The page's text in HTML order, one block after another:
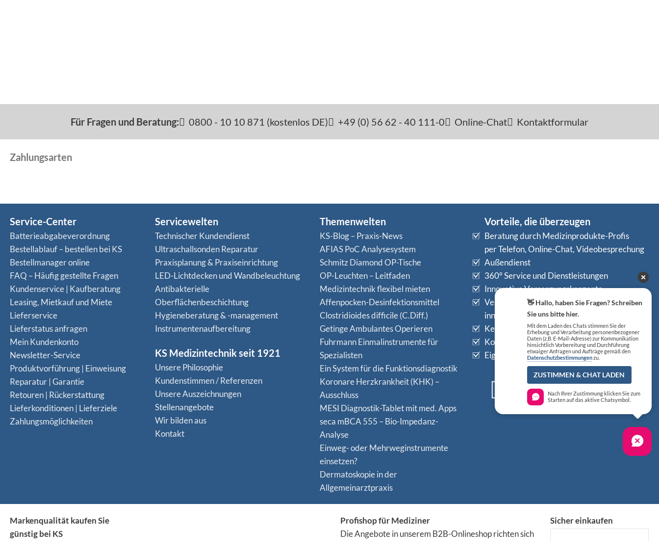
Für Fragen und Beratung: 0800 - 10 10 871 (kostenlos DE) +49 (0) 56 62 - 40 111-0 Online-Chat Kontaktformular
Zahlungsarten
Service-Center
Batterieabgabeverordnung
Bestellablauf – bestellen bei KS
Bestellmanager online
FAQ – Häufig gestellte Fragen
Kundenservice | Kaufberatung
Leasing, Mietkauf und Miete
Lieferservice
Lieferstatus anfragen
Mein Kundenkonto
Newsletter-Service
Produktvorführung | Einweisung
Reparatur | Garantie
Retouren | Rückerstattung
Lieferkonditionen | Lieferziele
Zahlungsmöglichkeiten
Servicewelten
Technischer Kundendienst
Ultraschallsonden Reparatur
Praxisplanung & Praxiseinrichtung
LED-Lichtdecken und Wandbeleuchtung
Antibakterielle
Oberflächenbeschichtung
Hygieneberatung & -management
Instrumentenaufbereitung
KS Medizintechnik seit 1921
Unsere Philosophie
Kundenstimmen / Referenzen
Unsere Auszeichnungen
Stellenangebote
Wir bilden aus
Kontakt
Themenwelten
KS-Blog – Praxis-News
AFIAS PoC Analysesystem
Schmitz Diamond OP-Tische
OP-Leuchten – Leitfaden
Medizintechnik flexibel mieten
Affenpocken-Desinfektionsmittel
Clostridioides difficile (C.Diff.)
Getinge Ambulantes Operieren
Fuhrmann Einmalinstrumente für
Spezialisten
Ein System für die Funktionsdiagnostik
Koro­nare Herz­krank­heit (KHK) –
Ausschluss
MESI Diagnostik-Tablet mit med. Apps
seca mBCA 555 – Bio-Impedanz-
Analyse
Einweg- oder Mehrweginstrumente
einsetzen?
Dermatoskopie in der
Allgemeinarztpraxis
Vorteile, die überzeugen
Beratung durch Medizinprodukte-Profis
per Telefon, Online-Chat, Videobesprechung
Außendienst
360° Service und Dienstleistungen
Innovative Versorgungskonzepte
Versandkostenfrei ab € 125,– (netto)
innerhalb Deutschlands
Kein Mindestbestellwert
Kostenfreier Rückholservice
Eigener Technischer Kundendienst
Zertifiziertes QM-System
DIN EN ISO 13485
Markenqualität kaufen Sie
günstig bei KS
Profishop für Mediziner
Die Angebote in unserem B2B-Onlineshop richten sich
Sicher einkaufen
👋 Hallo, haben Sie Fragen? Schreiben
Sie uns bitte hier.
Mit dem Laden des Chats stimmen Sie der
Erhebung und Verarbeitung personenbezogener
Daten (z.B. E-Mail-Adresse) zur Kommunikation
hinsichtlich Vorbereitung und Durchführung
etwaiger Anfragen und Aufträge gemäß den
Datenschutzbestimmungenzu.
ZUSTIMMEN & CHAT LADEN
Nach Ihrer Zustimmung klicken Sie zum
Starten auf das aktive Chatsymbol.